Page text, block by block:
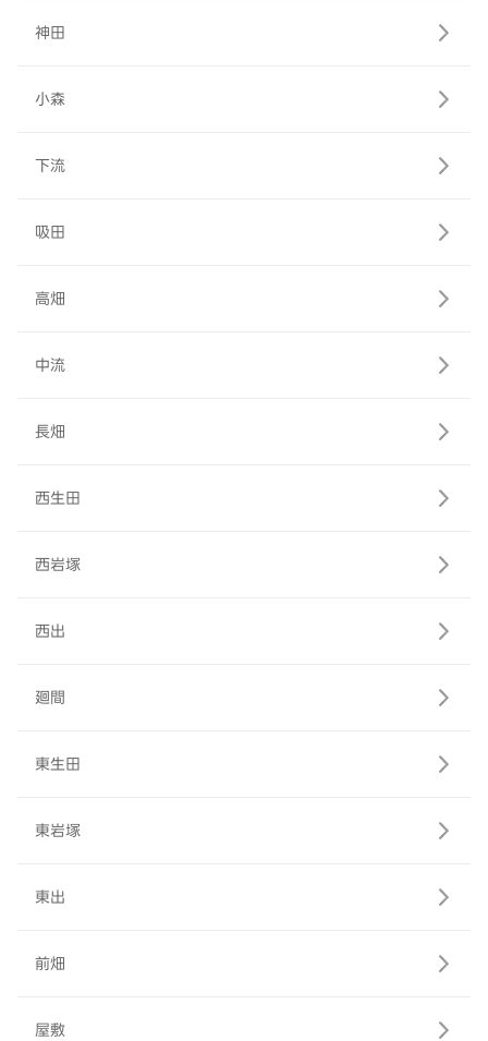
神田
小森
下流
吸田
高畑
中流
長畑
西生田
西岩塚
西出
廻間
東生田
東岩塚
東出
前畑
屋敷